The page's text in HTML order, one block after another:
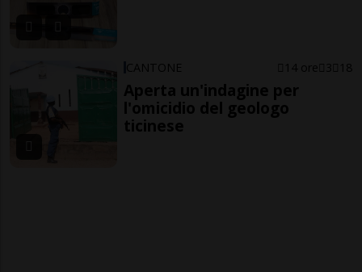
CANTONE 14 ore 3 18
Aperta un'indagine per
l'omicidio del geologo
ticinese